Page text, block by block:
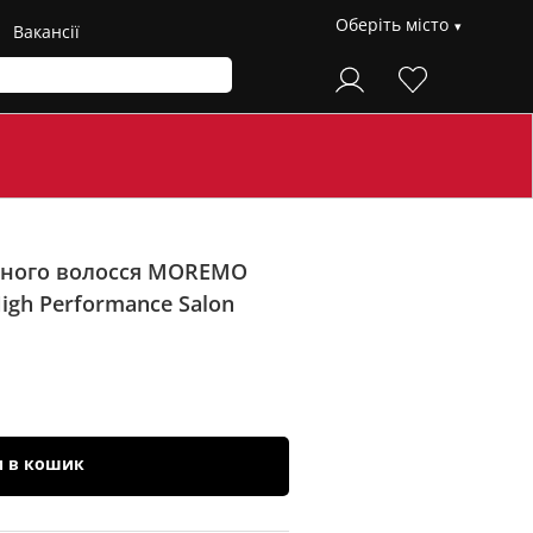
Вакансії Оберіть місто
волосся MOREMO
Performance Salon
в кошик